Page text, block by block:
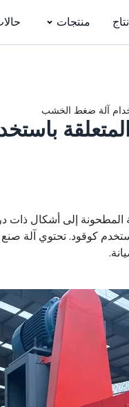
منتجات
آلة ضغط الخشب
إلى أشكال ذات
كوقود. تحتوي آلة